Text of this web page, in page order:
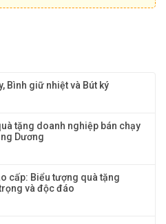
Bình giữ nhiệt và Bút ký
tặng doanh nghiệp bán chạy
Dương
cấp: Biểu tượng quà tặng
và độc đáo